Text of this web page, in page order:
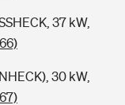
37 kW,
30 kW,